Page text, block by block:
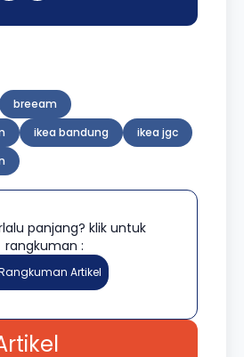
breeam
ikea bandung
ikea jgc
panjang? klik untuk
rangkuman :
Artikel